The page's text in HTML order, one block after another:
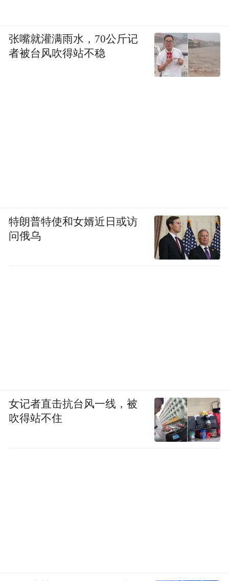
张嘴就灌满雨水，70公斤记
者被台风吹得站不稳
特朗普特使和女婿近日或访
问俄乌
女记者直击抗台风一线，被
吹得站不住